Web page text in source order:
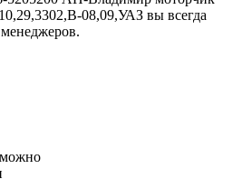
08,09,УАЗ вы всегда